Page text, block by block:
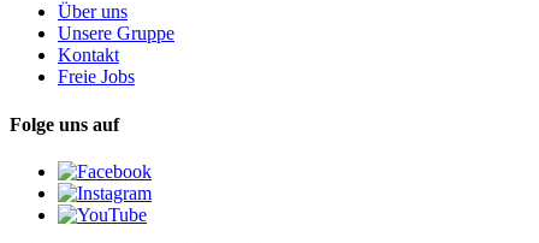
Über uns
Unsere Gruppe
Kontakt
Freie Jobs
Folge uns auf